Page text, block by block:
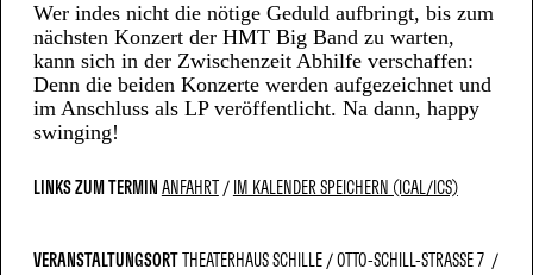
Wer indes nicht die nötige Geduld aufbringt, bis zum
nächsten Konzert der HMT Big Band zu warten,
kann sich in der Zwischenzeit Abhilfe verschaffen:
Denn die beiden Konzerte werden aufgezeichnet und
im Anschluss als LP veröffentlicht. Na dann, happy
swinging!
LINKS ZUM TERMIN ANFAHRT IM KALENDER SPEICHERN (ICAL/ICS)
VERANSTALTUNGSORT THEATERHAUS SCHILLE
OTTO-SCHILL-STRASSE 7